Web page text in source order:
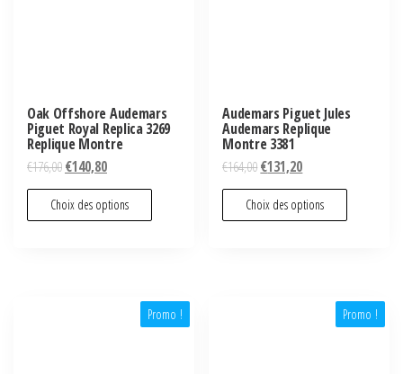
Oak Offshore Audemars
Piguet Royal Replica 3269
Replique Montre
€176,00€140,80
Choix des options
Audemars Piguet Jules
Audemars Replique
Montre 3381
€164,00€131,20
Choix des options
Promo ! Promo !